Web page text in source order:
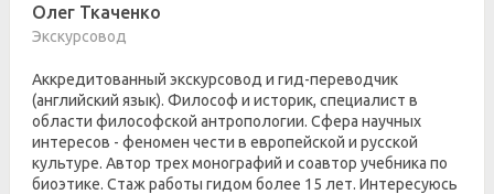
Олег Ткаченко
Экскурсовод
Аккредитованный экскурсовод и гид-переводчик
(английский язык). Философ и историк, специалист в
области философской антропологии. Сфера научных
интересов - феномен чести в европейской и русской
культуре. Автор трех монографий и соавтор учебника по
биоэтике. Стаж работы гидом более 15 лет. Интересуюсь